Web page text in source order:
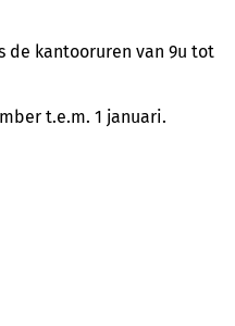
de kantooruren van 9u tot
t.e.m. 1 januari.